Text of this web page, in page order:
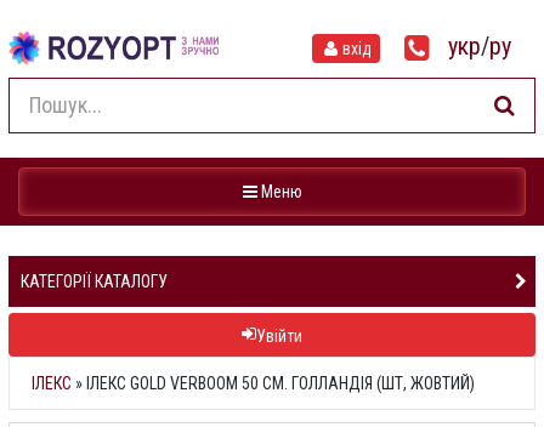
вхід укр/ру
Навігація
Меню
КАТЕГОРІЇ КАТАЛОГУ
Увійти
ІЛЕКС » ІЛЕКС GOLD VERBOOM 50 СМ. ГОЛЛАНДІЯ (ШТ, ЖОВТИЙ)